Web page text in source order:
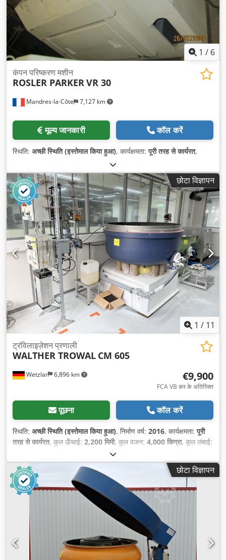
1 / 6
Mandres-la-Côte 7,127 km
कंपन परिष्करण मशीन
ROSLER PARKERVR 30
मूल्य जानकारी कॉल करें
स्थिति: अच्छी स्थिति (इस्तेमाल किया हुआ), कार्यक्षमता:पूरी तरह से कार्यरत,
छोटा विज्ञापन
1 / 11
Wetzlar 6,896 km
ट्रॉवेलाइज़ेशन प्रणाली
WALTHER TROWAL CM 605
€9,900
FCA VB कर के अतिरिक्त
पूछना कॉल करें
स्थिति: अच्छी स्थिति (इस्तेमाल किया हुआ), निर्माण वर्ष: 2016, कार्यक्षमता:पूरी
तरह से कार्यरत, कुल ऊँचाई: 2,200 मिमी, कुल वजन: 4,000 किग्रा, कुल लंबाई:
, इनपुट वोल्टेज:
50 Hz, इनपुट करंट:9 A, कंट्रोलर मॉडल:121-01396,
छोटा विज्ञापन